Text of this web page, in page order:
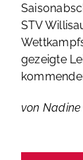
STV
gezeigte
von